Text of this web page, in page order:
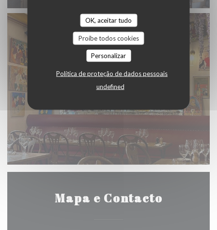
OK, aceitar tudo
Proíbe todos cookies
Personalizar
Política de proteção de dados pessoais
undefined
Mapa e Contacto